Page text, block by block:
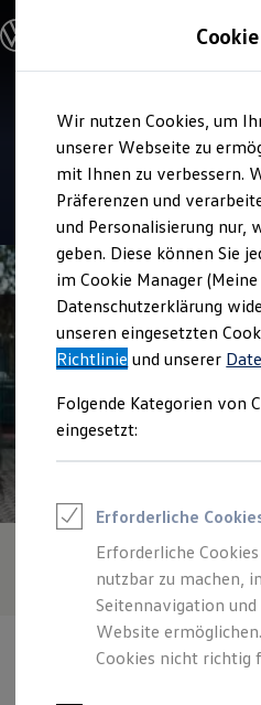
Hauptinhalt
springen
Footer
springen
Modelle & Konfigurator
Modelle konfigurieren
Vorgängermodelle
Oldtimer
Bulli Historie
Branchenlösungen &
Umbaulösungen und
Auf- und Umbauten
Groß- und
Großkunden
Kommunen &
Journalisten
Sportvereine
Branchenlösungen
Gewerbliche
Service &
Menschen mit
Rettungsdienste
ONE Business ID
Fahrzeugsuche & Marktplatz
Fahrzeugsuche
Fahrzeuge online
Digitaler Marktplatz
Kauf & Finanzierung
Online-
Service
Autohaus
4.6| 21
Wir nutzen Cookies, um
unserer Webseite zu
mit Ihnen zu verbessern.
Präferenzen und
und Personalisierung nur,
geben. Diese können Sie
im Cookie Manager
Datenschutzerklärung
unseren eingesetzten
Richtlinie und unserer
Folgende Kategorien von
eingesetzt:
Erforderliche
Erforderliche
nutzbar zu machen,
Seitennavigation
Website
Cookies nicht richtig